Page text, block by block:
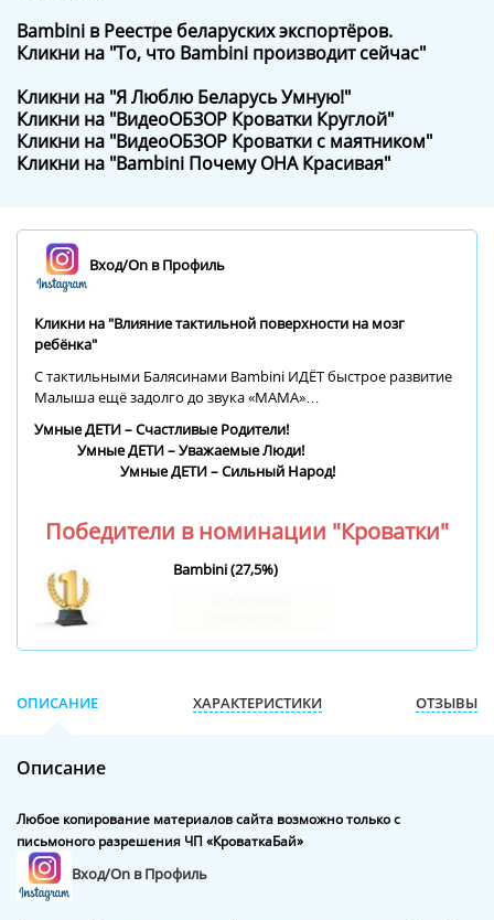
Bambini в Реестре беларуских экспортёров.
Кликни на "То, что Bambini производит сейчас"
Кликни на "Я Люблю Беларусь Умную!"
Кликни на "ВидеоОБЗОР Кроватки Круглой"
Кликни на "ВидеоОБЗОР Кроватки с маятником"
Кликни на "Bambini Почему ОНА Красивая"
Вход/On в Профиль
Кликни на "Влияние тактильной поверхности на мозг
ребёнка"
С тактильными Балясинами Bambini ИДЁТ быстрое развитие
Малыша ещё задолго до звука «МАМА»…
Умные ДЕТИ – Счастливые Родители!
Умные ДЕТИ – Уважаемые Люди!
Умные ДЕТИ – Сильный Народ!
Победители в номинации "Кроватки"
Bambini (27,5%)
ОПИСАНИЕ ХАРАКТЕРИСТИКИ ОТЗЫВЫ
Описание
Любое копирование материалов сайта возможно только с
письмоного разрешения ЧП «КроваткаБай»
Вход/On в Профиль